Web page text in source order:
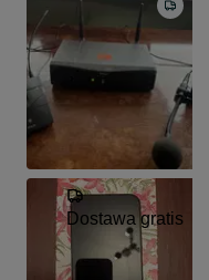
Dostawa gratis